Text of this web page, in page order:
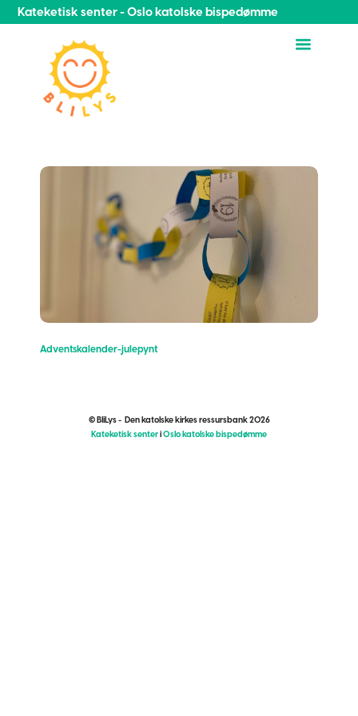
Kateketisk senter - Oslo katolske bispedømme
Adventskalender-julepynt
© BliLys - Den katolske kirkes ressursbank 2026
Kateketisk senteriOslo katolske bispedømme